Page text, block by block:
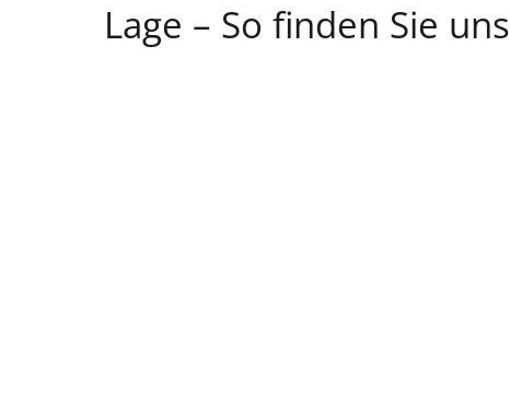
Lage – So finden Sie uns